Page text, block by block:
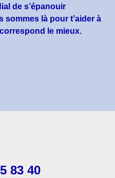
de s’épanouir
là pour t’aider à
le mieux.
83 40